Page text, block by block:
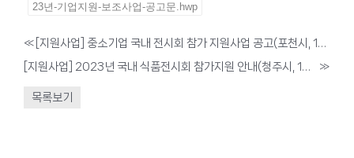
23년-기업지원-보조사업-공고문.hwp
«
[지원사업] 중소기업 국내 전시회 참가 지원사업 공고(포천시, 1월 ~ 12월까지)
[지원사업] 2023년 국내 식품전시회 참가지원 안내(청주시, 1월 ~ 12월까지)
»
목록보기